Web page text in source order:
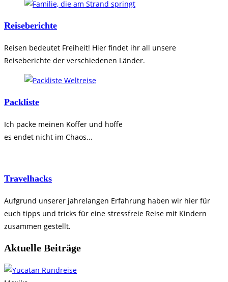
Reiseberichte
Reisen bedeutet Freiheit! Hier findet ihr all unsere
Reiseberichte der verschiedenen Länder.
Packliste
Ich packe meinen Koffer und hoffe
es endet nicht im Chaos...
Travelhacks
Aufgrund unserer jahrelangen Erfahrung haben wir hier für
euch tipps und tricks für eine stressfreie Reise mit Kindern
zusammen gestellt. ​
Aktuelle Beiträge